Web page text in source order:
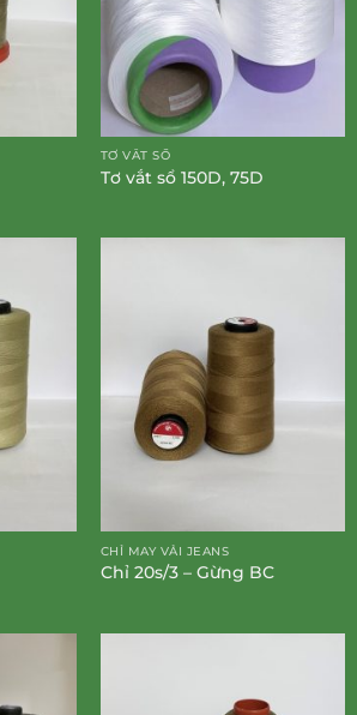
TƠ VẮT SỔ
Tơ vắt sổ 150D, 75D
CHỈ MAY VẢI JEANS
Chỉ 20s/3 – Gừng BC